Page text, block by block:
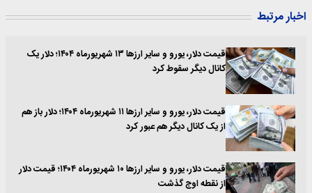
اخبار مرتبط
قیمت دلار، یورو و سایر ارزها ۱۳ شهریورماه ۱۴۰۴؛ دلار یک
کانال دیگر سقوط کرد
قیمت دلار، یورو و سایر ارزها ۱۱ شهریورماه ۱۴۰۴؛ دلار باز هم
از یک کانال دیگر هم عبور کرد
قیمت دلار، یورو و سایر ارزها ۱۰ شهریورماه ۱۴۰۴؛ قیمت دلار
از نقطه اوج گذشت